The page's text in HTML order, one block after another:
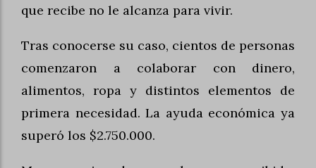
que recibe no le alcanza para vivir.
Tras conocerse su caso, cientos de personas
comenzaron a colaborar con dinero,
alimentos, ropa y distintos elementos de
primera necesidad. La ayuda económica ya
superó los $2.750.000.